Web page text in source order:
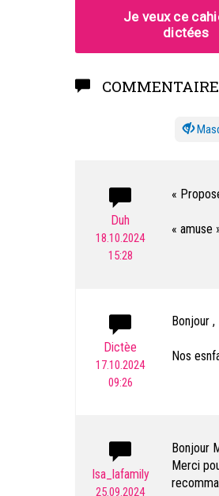
Duh
18.10.2024
15:28
«
« amuse
Dictèe
17.10.2024
09:26
Bonjour ,
Nos
Isa_lafamily
25.09.2024
Bonjour
Merci